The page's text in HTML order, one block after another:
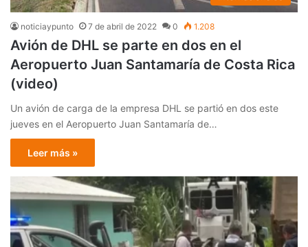
noticiaypunto 7 de abril de 2022 0 1.208
Avión de DHL se parte en dos en el
Aeropuerto Juan Santamaría de Costa Rica
(video)
Un avión de carga de la empresa DHL se partió en dos este
jueves en el Aeropuerto Juan Santamaría de…
Leer más »